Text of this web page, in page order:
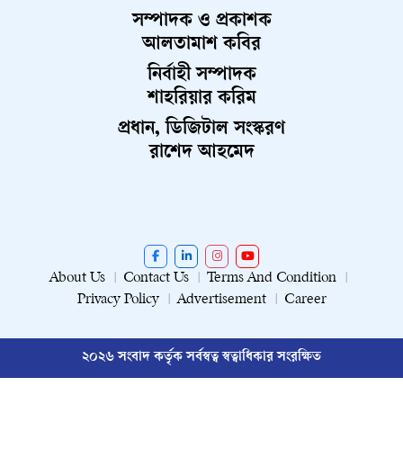
সম্পাদক ও প্রকাশক
আলতামাশ কবির
নির্বাহী সম্পাদক
শাহরিয়ার করিম
প্রধান, ডিজিটাল সংস্করণ
রাশেদ আহমেদ
About Us Contact Us
Terms And Condition
Privacy Policy
Advertisement Career
২০২৬ সংবাদ কর্তৃক সর্বস্বত্ব স্বত্বাধিকার সংরক্ষিত